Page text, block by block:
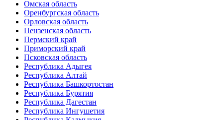
Омская область
Оренбургская область
Орловская область
Пензенская область
Пермский край
Приморский край
Псковская область
Республика Адыгея
Республика Алтай
Республика Башкортостан
Республика Бурятия
Республика Дагестан
Республика Ингушетия